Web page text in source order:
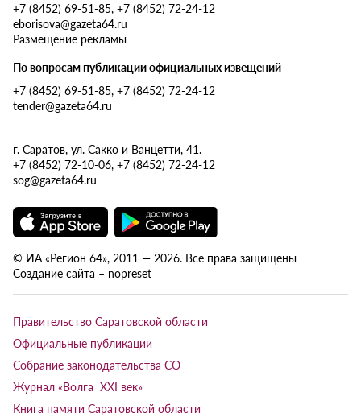
+7 (8452) 69-51-85, +7 (8452) 72-24-12
eborisova@gazeta64.ru
Размещение рекламы
По вопросам публикации официальных извещений
+7 (8452) 69-51-85, +7 (8452) 72-24-12
tender@gazeta64.ru
г. Саратов, ул. Сакко и Ванцетти, 41.
+7 (8452) 72-10-06, +7 (8452) 72-24-12
sog@gazeta64.ru
© ИА «Регион 64», 2011 — 2026. Все права защищены
Создание сайта – nopreset
Правительство Саратовской области
Официальные публикации
Собрание законодательства СО
Журнал «Волга XXI век»
Книга памяти Саратовской области